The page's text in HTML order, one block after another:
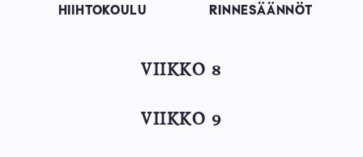
HIIHTOKOULU RINNESÄÄNNÖT
VIIKKO 8
VIIKKO 9